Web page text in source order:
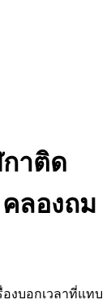
าติด
ลองถม
งบอกเวลาที่แทบ